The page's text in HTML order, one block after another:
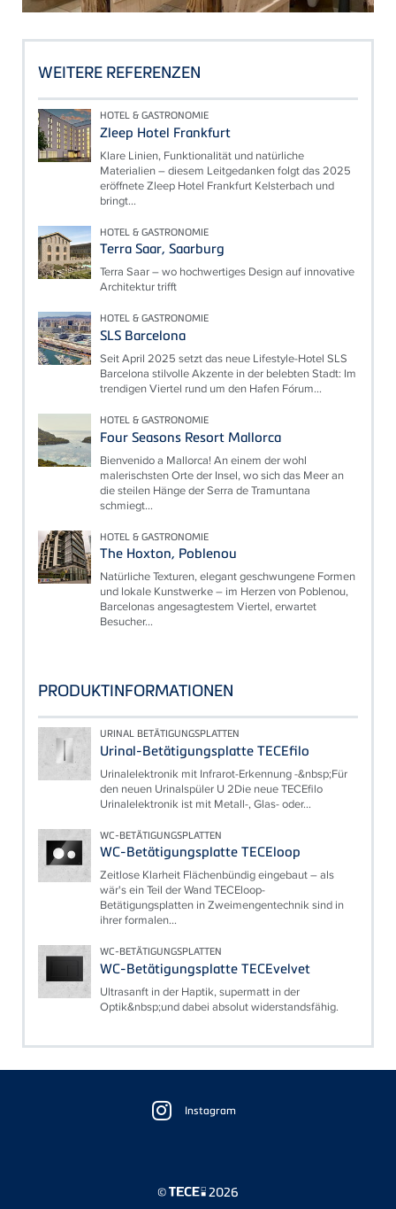
WEITERE REFERENZEN
HOTEL & GASTRONOMIE
Zleep Hotel Frankfurt
Klare Linien, Funktionalität und natürliche
Materialien – diesem Leitgedanken folgt das 2025
eröffnete Zleep Hotel Frankfurt Kelsterbach und
bringt...
HOTEL & GASTRONOMIE
Terra Saar, Saarburg
Terra Saar – wo hochwertiges Design auf innovative
Architektur trifft
HOTEL & GASTRONOMIE
SLS Barcelona
Seit April 2025 setzt das neue Lifestyle-Hotel SLS
Barcelona stilvolle Akzente in der belebten Stadt: Im
trendigen Viertel rund um den Hafen Fórum...
HOTEL & GASTRONOMIE
Four Seasons Resort Mallorca
Bienvenido a Mallorca! An einem der wohl
malerischsten Orte der Insel, wo sich das Meer an
die steilen Hänge der Serra de Tramuntana
schmiegt...
HOTEL & GASTRONOMIE
The Hoxton, Poblenou
Natürliche Texturen, elegant geschwungene Formen
und lokale Kunstwerke – im Herzen von Poblenou,
Barcelonas angesagtestem Viertel, erwartet
Besucher...
PRODUKTINFORMATIONEN
URINAL BETÄTIGUNGSPLATTEN
Urinal-Betätigungsplatte TECEfilo
Urinalelektronik mit Infrarot-Erkennung -&nbsp;Für
den neuen Urinalspüler U 2Die neue TECEfilo
Urinalelektronik ist mit Metall-, Glas- oder...
WC-BETÄTIGUNGSPLATTEN
WC-Betätigungsplatte TECEloop
Zeitlose Klarheit Flächenbündig eingebaut – als
wär's ein Teil der Wand TECEloop-
Betätigungsplatten in Zweimengentechnik sind in
ihrer formalen...
WC-BETÄTIGUNGSPLATTEN
WC-Betätigungsplatte TECEvelvet
Ultrasanft in der Haptik, supermatt in der
Optik&nbsp;und dabei absolut widerstandsfähig.
Instagram
© 2026